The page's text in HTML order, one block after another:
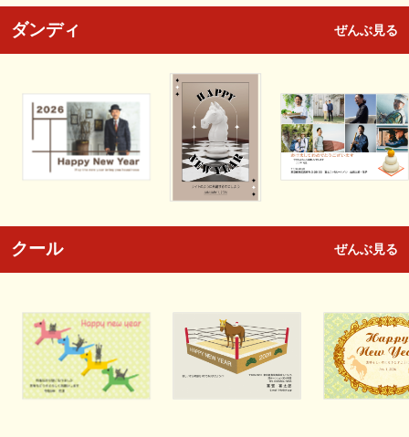
ダンディ ぜんぶ見る
クール ぜんぶ見る